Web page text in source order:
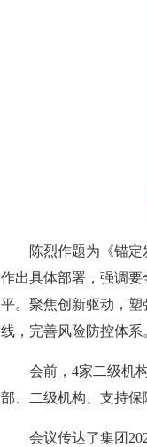
陈烈作题为《锚定发
作出具体部署，强调
平。聚焦创新驱动，
线，完善风险防控体系
会前，4家二级机构
部、二级机构、支持保
会议传达了集团